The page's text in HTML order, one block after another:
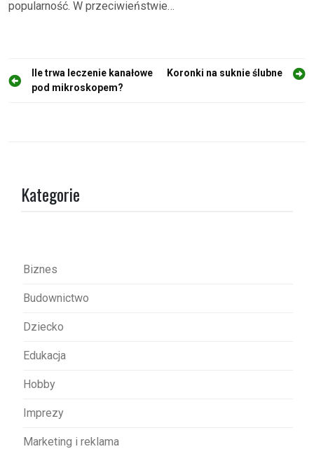
popularność. W przeciwieństwie…
N
Ile trwa leczenie kanałowe
pod mikroskopem?
Koronki na suknie ślubne
Kategorie
Biznes
Budownictwo
Dziecko
Edukacja
Hobby
Imprezy
Marketing i reklama